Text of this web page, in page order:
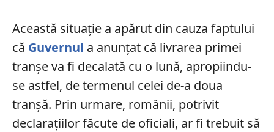
Această situație a apărut din cauza faptului
că Guvernul a anunțat că livrarea primei
tranșe va fi decalată cu o lună, apropiindu-
se astfel, de termenul celei de-a doua
tranșă. Prin urmare, românii, potrivit
declarațiilor făcute de oficiali, ar fi trebuit să